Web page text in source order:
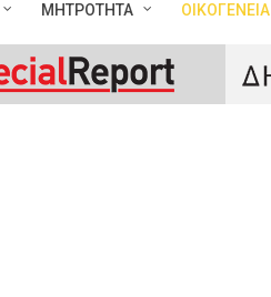
ΜΗΤΡΟΤΗΤΑ ΟΙΚΟΓΕΝΕΙΑ